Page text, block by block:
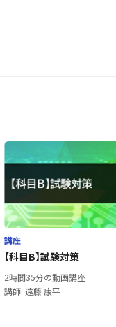
講座
【科目B】試験対策
2時間35分の動画講座
講師: 遠藤 康平